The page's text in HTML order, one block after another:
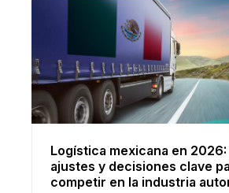
Logística mexicana en
ajustes y decisiones clave
competir en la industria